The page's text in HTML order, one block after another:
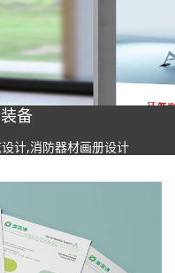
备
计,消防器材画册设计